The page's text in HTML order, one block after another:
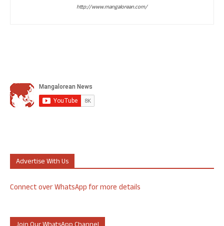
http://www.mangalorean.com/
Advertise With Us
Connect over WhatsApp for more details